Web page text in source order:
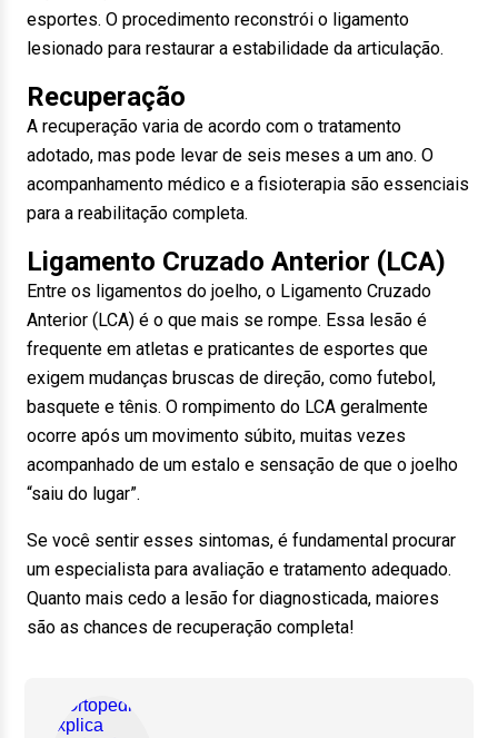
esportes. O procedimento reconstrói o ligamento
lesionado para restaurar a estabilidade da articulação.
Recuperação
A recuperação varia de acordo com o tratamento
adotado, mas pode levar de seis meses a um ano. O
acompanhamento médico e a fisioterapia são essenciais
para a reabilitação completa.
Ligamento Cruzado Anterior (LCA)
Entre os ligamentos do joelho, o Ligamento Cruzado
Anterior (LCA) é o que mais se rompe. Essa lesão é
frequente em atletas e praticantes de esportes que
exigem mudanças bruscas de direção, como futebol,
basquete e tênis. O rompimento do LCA geralmente
ocorre após um movimento súbito, muitas vezes
acompanhado de um estalo e sensação de que o joelho
“saiu do lugar”.
Se você sentir esses sintomas, é fundamental procurar
um especialista para avaliação e tratamento adequado.
Quanto mais cedo a lesão for diagnosticada, maiores
são as chances de recuperação completa!